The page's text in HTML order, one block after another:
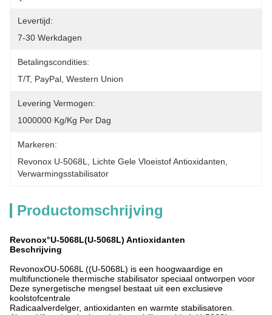
Levertijd:
7-30 Werkdagen
Betalingscondities:
T/T, PayPal, Western Union
Levering Vermogen:
1000000 Kg/kg Per Dag
Markeren:
Revonox U-5068L
Lichte Gele Vloeistof Antioxidanten
Verwarmingsstabilisator
Productomschrijving
Revonox°U-5068L(U-5068L) Antioxidanten
Beschrijving
RevonoxOU-5068L ((U-5068L) is een hoogwaardige en
multifunctionele thermische stabilisator speciaal ontworpen voor
Deze synergetische mengsel bestaat uit een exclusieve
koolstofcentrale
Radicaalverdelger, antioxidanten en warmte stabilisatoren.